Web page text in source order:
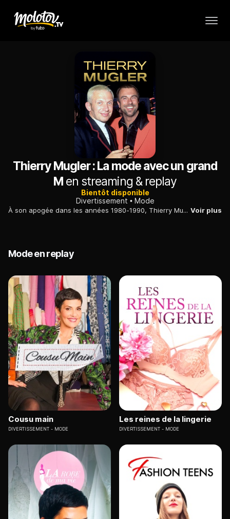
Thierry Mugler : La mode avec un grand
Men streaming & replay
Bientôt disponible
Divertissement
Mode
À son apogée dans les années 1980-1990, Thierry Mugler a sublimé la silhouette des femmes et conçu en démiurge d'extravagants défilés de mode. Voir plus
Mode en replay
Cousu main
DIVERTISSEMENT MODE
Les reines de la lingerie
DIVERTISSEMENT MODE